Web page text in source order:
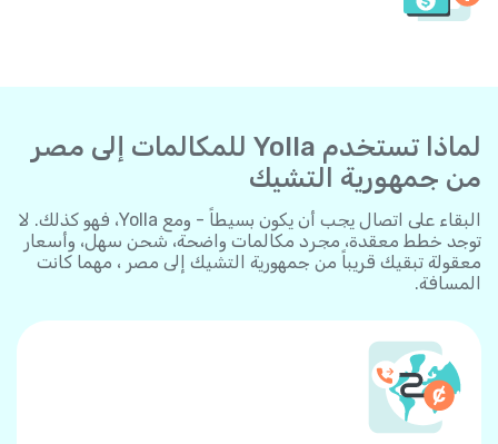
لماذا تستخدم Yolla للمكالمات إلى مصر
من جمهورية التشيك
البقاء على اتصال يجب أن يكون بسيطاً - ومع Yolla، فهو كذلك. لا
توجد خطط معقدة، مجرد مكالمات واضحة، شحن سهل، وأسعار
معقولة تبقيك قريباً من جمهورية التشيك إلى مصر ، مهما كانت
المسافة.